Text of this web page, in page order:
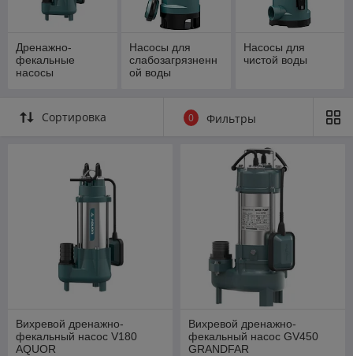
Дренажно-
фекальные
насосы
Насосы для
слабозагрязненн
ой воды
Насосы для
чистой воды
Сортировка 0 Фильтры
Вихревой дренажно-
фекальный насос V180
AQUOR
Вихревой дренажно-
фекальный насос GV450
GRANDFAR